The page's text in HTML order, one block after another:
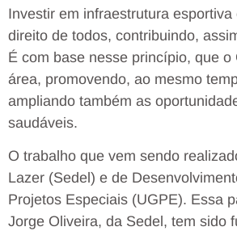
Investir em infraestrutura
direito de todos, contribuindo,
É com base nesse princípio, que
área, promovendo, ao mesmo
ampliando também as
saudáveis.
O trabalho que vem sendo
Lazer (Sedel) e de
Projetos Especiais (UGPE). Essa
Jorge Oliveira, da Sedel, tem sido